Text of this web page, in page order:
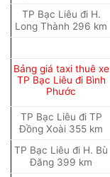
TP Bạc Liêu đi H.
Long Thành 296 km
Bảng giá taxi thuê xe
TP Bạc Liêu đi Bình
Phước
TP Bạc Liêu đi TP
Đồng Xoài 355 km
TP Bạc Liêu đi H. Bù
Đăng 399 km